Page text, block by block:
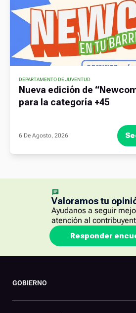
DEPARTAMENTO DE JUVENTUD
Nueva edición de
para la categoría +45
6 De Agosto, 2026
Valoramos tu
Ayudanos a seguir
atención al
Responder
GOBIERNO